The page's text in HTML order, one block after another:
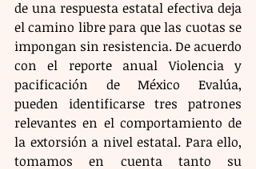
de una respuesta estatal efectiva deja
el camino libre para que las cuotas se
impongan sin resistencia. De acuerdo
con el reporte anual Violencia y
pacificación de México Evalúa,
pueden identificarse tres patrones
relevantes en el comportamiento de
la extorsión a nivel estatal. Para ello,
tomamos en cuenta tanto su